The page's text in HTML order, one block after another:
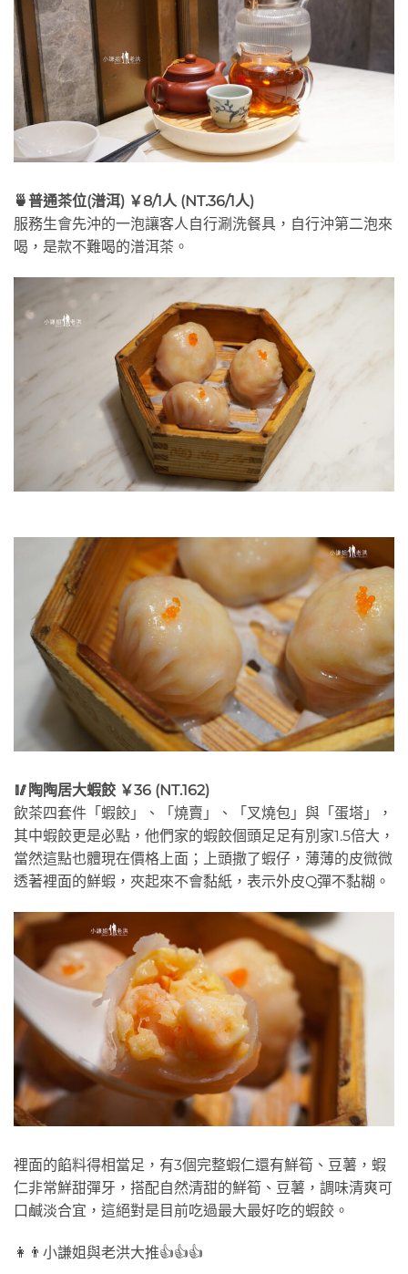
🍵普通茶位(潽洱) ￥8/1人 (NT.36/1人)
服務生會先沖的一泡讓客人自行涮洗餐具，自行沖第二泡來
喝，是款不難喝的潽洱茶。
🥢陶陶居大蝦餃 ￥36 (NT.162)
飲茶四套件「蝦餃」、「燒賣」、「叉燒包」與「蛋塔」，
其中蝦餃更是必點，他們家的蝦餃個頭足足有別家1.5倍大，
當然這點也體現在價格上面；上頭撒了蝦仔，薄薄的皮微微
透著裡面的鮮蝦，夾起來不會黏紙，表示外皮Q彈不黏糊。
裡面的餡料得相當足，有3個完整蝦仁還有鮮筍、豆薯，蝦
仁非常鮮甜彈牙，搭配自然清甜的鮮筍、豆薯，調味清爽可
口鹹淡合宜，這絕對是目前吃過最大最好吃的蝦餃。
👩👨小謙姐與老洪大推👍👍👍